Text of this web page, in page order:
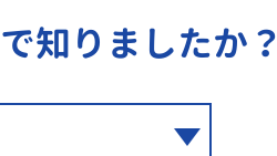
知りましたか？